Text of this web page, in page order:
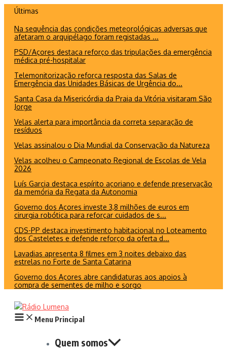
conteúdo
Últimas
Na sequência das condições meteorológicas adversas que
afetaram o arquipélago foram registadas ...
PSD/Açores destaca reforço das tripulações da emergência
médica pré-hospitalar
Telemonitorização reforça resposta das Salas de
Emergência das Unidades Básicas de Urgência do...
Santa Casa da Misericórdia da Praia da Vitória visitaram São
Jorge
Velas alerta para importância da correta separação de
resíduos
Velas assinalou o Dia Mundial da Conservação da Natureza
Velas acolheu o Campeonato Regional de Escolas de Vela
2026
Luís Garcia destaca espírito açoriano e defende preservação
da memória da Regata da Autonomia
Governo dos Açores investe 3,8 milhões de euros em
cirurgia robótica para reforçar cuidados de s...
CDS-PP destaca investimento habitacional no Loteamento
dos Casteletes e defende reforço da oferta d...
Lavadias apresenta 8 filmes em 3 noites debaixo das
estrelas no Forte de Santa Catarina
Governo dos Açores abre candidaturas aos apoios à
compra de sementes de milho e sorgo
Menu Principal
Quem somos